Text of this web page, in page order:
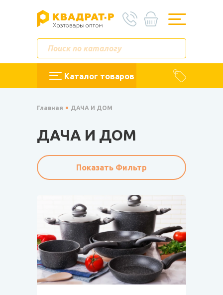
Каталог товаров
Главная ДАЧА И ДОМ
ДАЧА И ДОМ
Показать Фильтр